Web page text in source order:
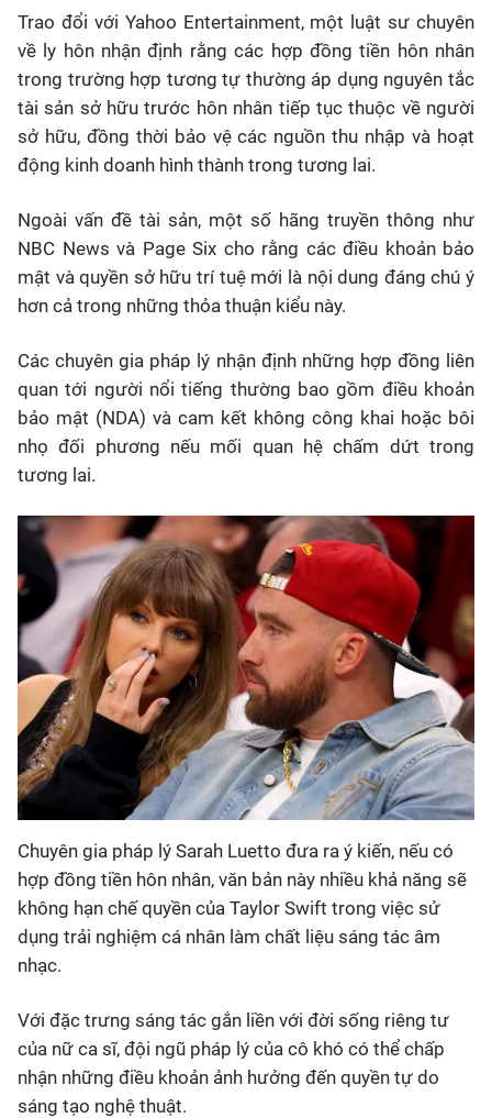
Trao đổi với Yahoo Entertainment, một luật sư chuyên
về ly hôn nhận định rằng các hợp đồng tiền hôn nhân
trong trường hợp tương tự thường áp dụng nguyên tắc
tài sản sở hữu trước hôn nhân tiếp tục thuộc về người
sở hữu, đồng thời bảo vệ các nguồn thu nhập và hoạt
động kinh doanh hình thành trong tương lai.
Ngoài vấn đề tài sản, một số hãng truyền thông như
NBC News và Page Six cho rằng các điều khoản bảo
mật và quyền sở hữu trí tuệ mới là nội dung đáng chú ý
hơn cả trong những thỏa thuận kiểu này.
Các chuyên gia pháp lý nhận định những hợp đồng liên
quan tới người nổi tiếng thường bao gồm điều khoản
bảo mật (NDA) và cam kết không công khai hoặc bôi
nhọ đối phương nếu mối quan hệ chấm dứt trong
tương lai.
Chuyên gia pháp lý Sarah Luetto đưa ra ý kiến, nếu có
hợp đồng tiền hôn nhân, văn bản này nhiều khả năng sẽ
không hạn chế quyền của Taylor Swift trong việc sử
dụng trải nghiệm cá nhân làm chất liệu sáng tác âm
nhạc.
Với đặc trưng sáng tác gắn liền với đời sống riêng tư
của nữ ca sĩ, đội ngũ pháp lý của cô khó có thể chấp
nhận những điều khoản ảnh hưởng đến quyền tự do
sáng tạo nghệ thuật.